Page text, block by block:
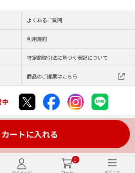
0
カートに入れる
よくあるご質問
利用規約
特定商取引法に基づく表記について
商品のご提案はこちら
中